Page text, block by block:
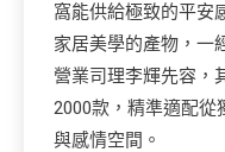
窩能供給極致的平安
家居美學的產物，一
營業司理李輝先容，
2000款，精準適配從
與感情空間。